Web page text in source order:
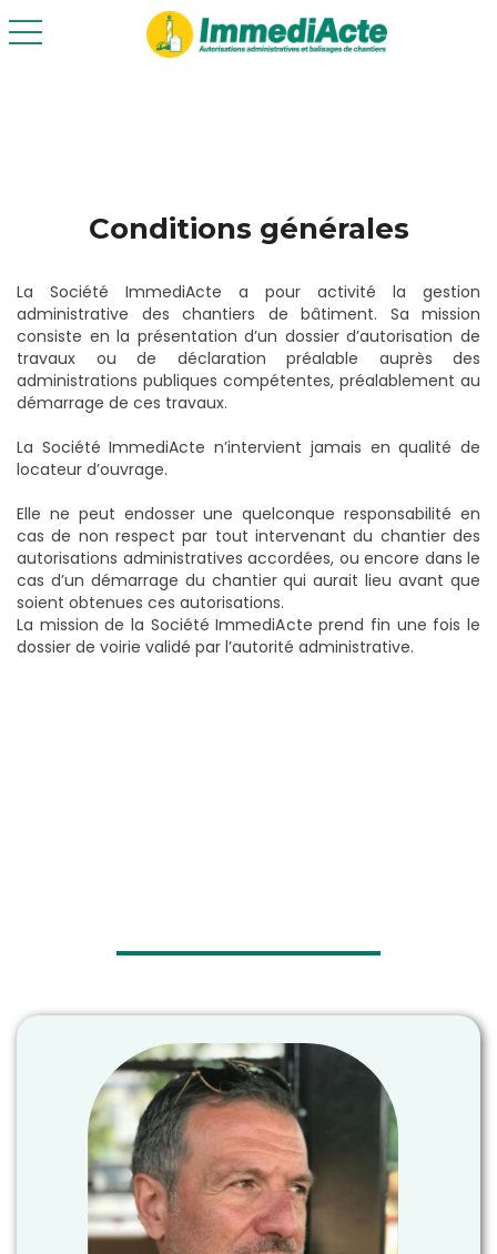
toggle navigation
Conditions générales
La Société ImmediActe a pour activité la gestion
administrative des chantiers de bâtiment. Sa mission
consiste en la présentation d’un dossier d’autorisation de
travaux ou de déclaration préalable auprès des
administrations publiques compétentes, préalablement au
démarrage de ces travaux.
La Société ImmediActe n’intervient jamais en qualité de
locateur d’ouvrage.
Elle ne peut endosser une quelconque responsabilité en
cas de non respect par tout intervenant du chantier des
autorisations administratives accordées, ou encore dans le
cas d’un démarrage du chantier qui aurait lieu avant que
soient obtenues ces autorisations.
La mission de la Société ImmediActe prend fin une fois le
dossier de voirie validé par l’autorité administrative.